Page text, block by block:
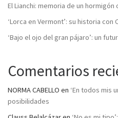
El Lianchi: memoria de un hormigón
‘Lorca en Vermont’: su historia con
‘Bajo el ojo del gran pájaro’: un
Comentarios
NORMA CABELLO en ‘En todos mis
posibilidades